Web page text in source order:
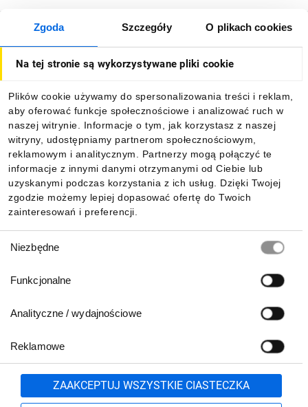
Zgoda Szczegóły O plikach cookies
Na tej stronie są wykorzystywane pliki cookie
Plików cookie używamy do spersonalizowania treści i reklam,
aby oferować funkcje społecznościowe i analizować ruch w
naszej witrynie. Informacje o tym, jak korzystasz z naszej
witryny, udostępniamy partnerom społecznościowym,
reklamowym i analitycznym. Partnerzy mogą połączyć te
informacje z innymi danymi otrzymanymi od Ciebie lub
uzyskanymi podczas korzystania z ich usług. Dzięki Twojej
zgodzie możemy lepiej dopasować ofertę do Twoich
zainteresowań i preferencji.
zgody
Niezbędne
Funkcjonalne
Analityczne / wydajnościowe
Reklamowe
ZAAKCEPTUJ WSZYSTKIE CIASTECZKA
O firmie
Informacje
Pobierz naszą aplikację mobilną:
801 500 700 lub
71 37 61 600